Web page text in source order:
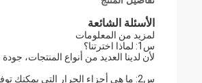
الأسئلة الشائعة
لمزيد من المعلومات
س1: لماذا اخترتنا؟
لأن لدينا العديد من أنواع المنتجات،
س2: ما هي أجزاء الجرار التي يمكنك توفيرها؟